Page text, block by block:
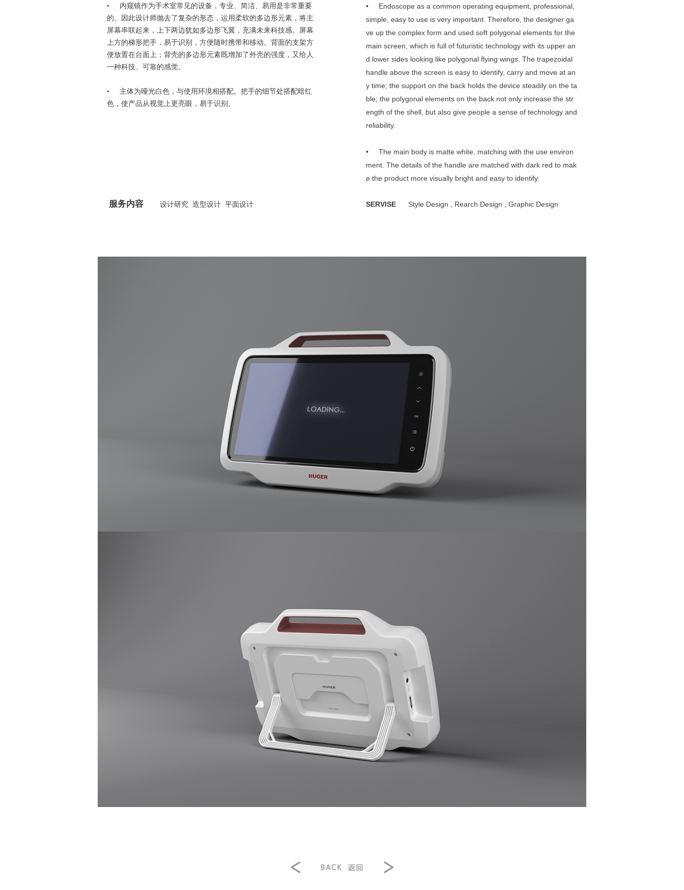
• 内窥镜作为手术室常见的设备，专业、简洁、易用是非常重要
的。因此设计师抛去了复杂的形态，运用柔软的多边形元素，将主
屏幕串联起来，上下两边犹如多边形飞翼，充满未来科技感。屏幕
上方的梯形把手，易于识别，方便随时携带和移动。背面的支架方
便放置在台面上；背壳的多边形元素既增加了外壳的强度，又给人
一种科技、可靠的感觉。
• 主体为哑光白色，与使用环境相搭配。把手的细节处搭配暗红
色，使产品从视觉上更亮眼，易于识别。
• Endoscope as a common operating equipment, professional,
simple, easy to use is very important. Therefore, the designer ga
ve up the complex form and used soft polygonal elements for the
main screen, which is full of futuristic technology with its upper an
d lower sides looking like polygonal flying wings. The trapezoidal
handle above the screen is easy to identify, carry and move at an
y time; the support on the back holds the device steadily on the ta
ble; the polygonal elements on the back not only increase the str
ength of the shell, but also give people a sense of technology and
reliability.
• The main body is matte white, matching with the use environ
ment. The details of the handle are matched with dark red to mak
e the product more visually bright and easy to identify.
服务内容 设计研究 造型设计 平面设计 SERVISE Style Design , Rearch Design , Graphic Design
< 返回 >